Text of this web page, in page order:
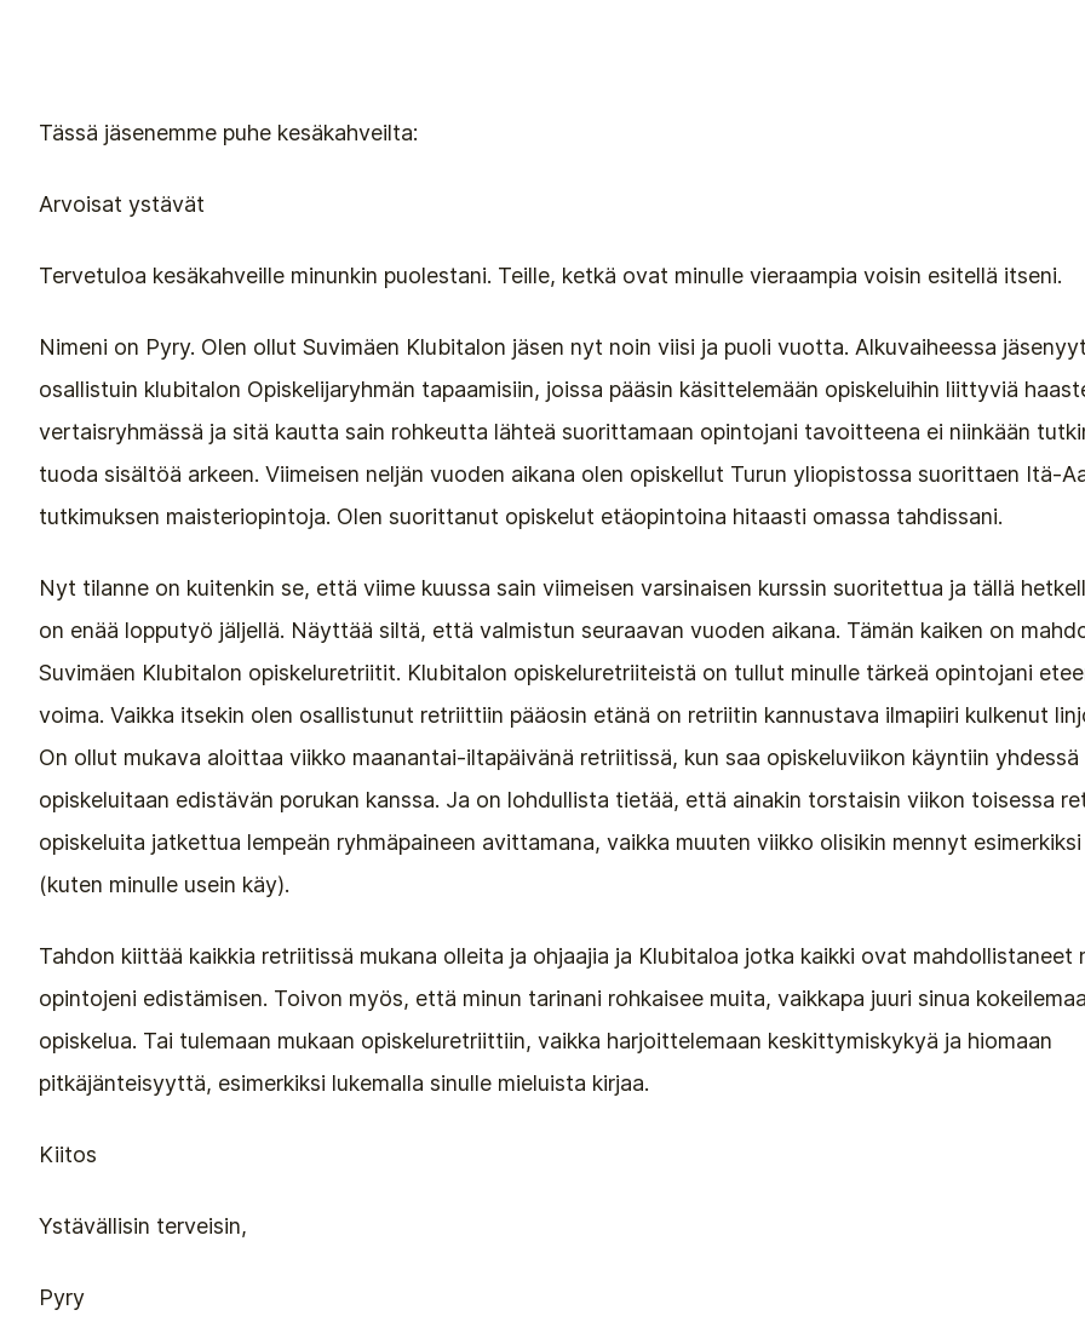
Tässä jäsenemme puhe kesäkahveilta:
Arvoisat ystävät
Tervetuloa kesäkahveille minunkin puolestani. Teille, ketkä ovat minulle vieraampia voisin esitellä itseni.
Nimeni on Pyry. Olen ollut Suvimäen Klubitalon jäsen nyt noin viisi ja puoli vuotta. Alkuvaiheessa
osallistuin klubitalon Opiskelijaryhmän tapaamisiin, joissa pääsin käsittelemään opiskeluihin liittyviä
vertaisryhmässä ja sitä kautta sain rohkeutta lähteä suorittamaan opintojani tavoitteena ei niinkään
tuoda sisältöä arkeen. Viimeisen neljän vuoden aikana olen opiskellut Turun yliopistossa suorittaen Itä-
tutkimuksen maisteriopintoja. Olen suorittanut opiskelut etäopintoina hitaasti omassa tahdissani.
Nyt tilanne on kuitenkin se, että viime kuussa sain viimeisen varsinaisen kurssin suoritettua ja tällä
on enää lopputyö jäljellä. Näyttää siltä, että valmistun seuraavan vuoden aikana. Tämän kaiken on
Suvimäen Klubitalon opiskeluretriitit. Klubitalon opiskeluretriiteistä on tullut minulle tärkeä opintojani
voima. Vaikka itsekin olen osallistunut retriittiin pääosin etänä on retriitin kannustava ilmapiiri kulkenut
On ollut mukava aloittaa viikko maanantai-iltapäivänä retriitissä, kun saa opiskeluviikon käyntiin yhdessä
opiskeluitaan edistävän porukan kanssa. Ja on lohdullista tietää, että ainakin torstaisin viikon toisessa
opiskeluita jatkettua lempeän ryhmäpaineen avittamana, vaikka muuten viikko olisikin mennyt esimerkiksi
(kuten minulle usein käy).
Tahdon kiittää kaikkia retriitissä mukana olleita ja ohjaajia ja Klubitaloa jotka kaikki ovat mahdollistaneet
opintojeni edistämisen. Toivon myös, että minun tarinani rohkaisee muita, vaikkapa juuri sinua
opiskelua. Tai tulemaan mukaan opiskeluretriittiin, vaikka harjoittelemaan keskittymiskykyä ja hiomaan
pitkäjänteisyyttä, esimerkiksi lukemalla sinulle mieluista kirjaa.
Kiitos
Ystävällisin terveisin,
Pyry